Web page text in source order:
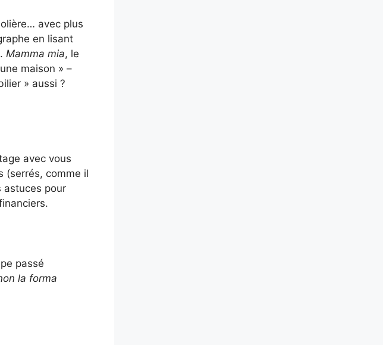
avec plus
en lisant
Mamma mia, le
maison » –
» aussi ?
avec vous
(serrés, comme il
astuces pour
passé
la forma